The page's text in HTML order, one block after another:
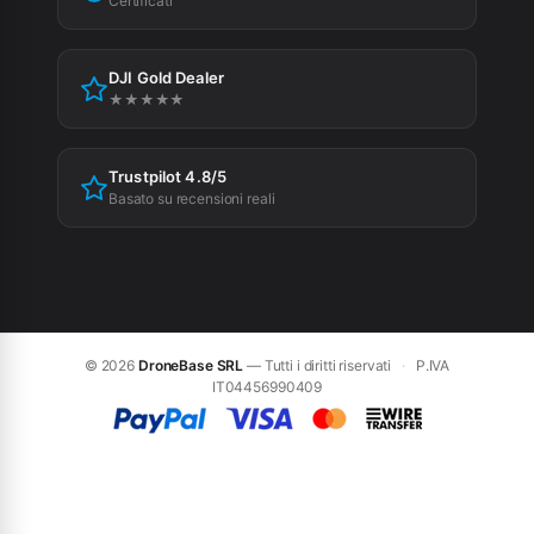
Preferenze cookieDJI Gold Dealer
★★★★★
Trustpilot 4.8/5
Basato su recensioni reali
© 2026 DroneBase SRL — Tutti i diritti riservati ·
P.IVA
IT04456990409